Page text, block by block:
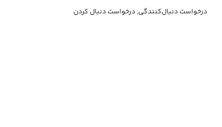
درخواست دنبال‌کنندگی, درخواست دنبال کردن